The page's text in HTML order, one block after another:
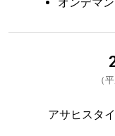
アサヒスタ